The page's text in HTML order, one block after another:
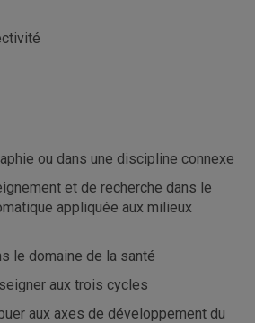
ou dans une discipline connexe
et de recherche dans le
appliquée aux milieux
le domaine de la santé
aux trois cycles
aux axes de développement du